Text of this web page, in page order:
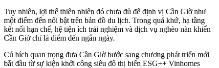
Tuy nhiên, lợi thế thiên nhiên đó chưa đủ để định vị Cần Giờ như
một điểm đến nổi bật trên bản đồ du lịch. Trong quá khứ, hạ tầng
kết nối hạn chế, hệ tiện ích trải nghiệm và dịch vụ nghèo nàn khiến
Cần Giờ chỉ là điểm đến ngắn ngày.
Cú hích quan trọng đưa Cần Giờ bước sang chương phát triển mới
bắt đầu từ sự kiện khởi công siêu đô thị biển ESG++ Vinhomes